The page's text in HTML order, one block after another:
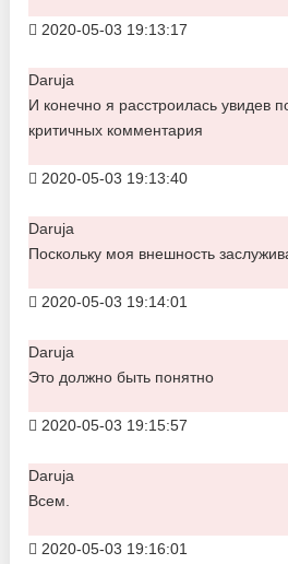
2020-05-03 19:13:17
Daruja
И конечно я расстроилась увидев
критичных комментария
2020-05-03 19:13:40
Daruja
Поскольку моя внешность
2020-05-03 19:14:01
Daruja
Это должно быть понятно
2020-05-03 19:15:57
Daruja
Всем.
2020-05-03 19:16:01